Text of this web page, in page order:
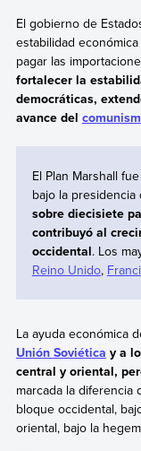
El gobierno de
estabilidad
pagar las
fortalecer la
democráticas,
avance del
El Plan Marshall
bajo la presidencia
sobre diecisiete
contribuyó al
occidental. Los
Reino Unido,
La ayuda económica
Unión Soviética y a
central y oriental,
marcada la diferencia
bloque occidental,
oriental, bajo la